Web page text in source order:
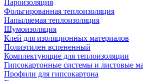
Пароизоляция
Фольгированная теплоизоляция
Напыляемая теплоизоляция
Шумоизоляция
Клей для изоляционных материалов
Полиэтилен вспененный
Комплектующие для теплоизоляции
Гипсокартонные системы и листовые
Профили для гипсокартона